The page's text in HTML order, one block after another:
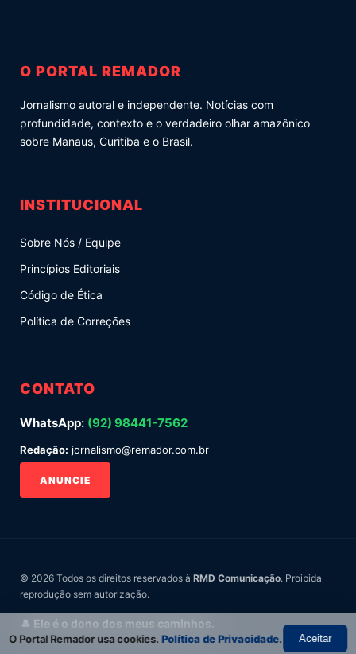
O PORTAL REMADOR
Jornalismo autoral e independente. Notícias com
profundidade, contexto e o verdadeiro olhar amazônico
sobre Manaus, Curitiba e o Brasil.
INSTITUCIONAL
Sobre Nós / Equipe
Princípios Editoriais
Código de Ética
Política de Correções
CONTATO
WhatsApp: (92) 98441-7562
Redação: jornalismo@remador.com.br
ANUNCIE
© 2026 Todos os direitos reservados à RMD Comunicação. Proibida
reprodução sem autorização.
🎩 Ele é o dono dos meus caminhos.
O Portal Remador usa cookies.Política de Privacidade. Aceitar